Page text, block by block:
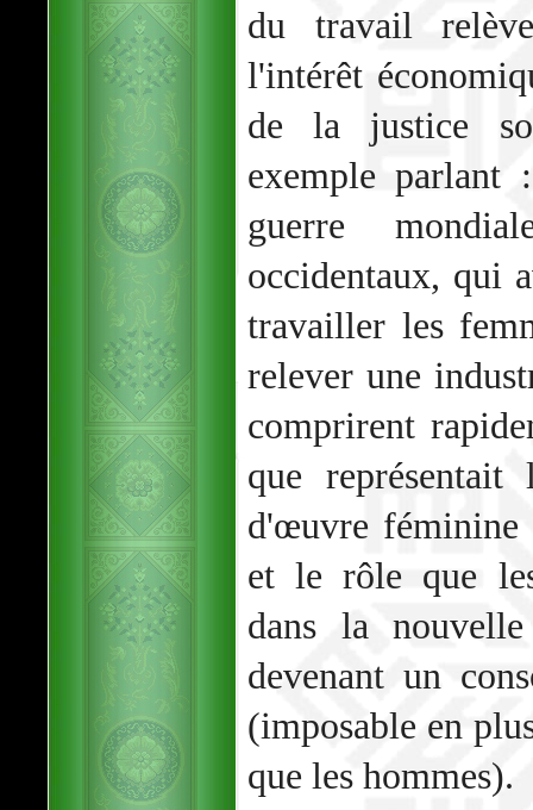
du travail
l'intérêt
de la justice
exemple
guerre
occidentaux, qui
travailler les
relever une
comprirent
que
d'œuvre féminine
et le rôle que
dans la
devenant un
(imposable en
que les hommes).